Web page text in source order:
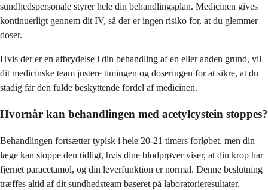
sundhedspersonale styrer hele din behandlingsplan. Medicinen gives
kontinuerligt gennem dit IV, så der er ingen risiko for, at du glemmer
doser.
Hvis der er en afbrydelse i din behandling af en eller anden grund, vil
dit medicinske team justere timingen og doseringen for at sikre, at du
stadig får den fulde beskyttende fordel af medicinen.
Hvornår kan behandlingen med acetylcystein stoppes?
Behandlingen fortsætter typisk i hele 20-21 timers forløbet, men din
læge kan stoppe den tidligt, hvis dine blodprøver viser, at din krop har
fjernet paracetamol, og din leverfunktion er normal. Denne beslutning
træffes altid af dit sundhedsteam baseret på laboratorieresultater.